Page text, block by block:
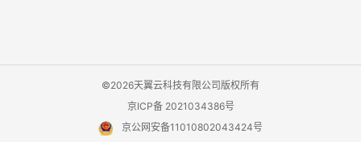
©2026天翼云科技有限公司版权所有
京ICP备 2021034386号
京公网安备11010802043424号